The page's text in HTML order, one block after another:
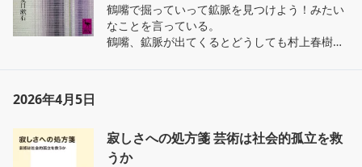
鶴嘴で掘っていって鉱脈を見つけよう！みたい
なことを言っている。
鶴嘴、鉱脈が出てくるとどうしても村上春樹が
2026年4月5日
寂しさへの処方箋 芸術は社会的孤立を救
うか